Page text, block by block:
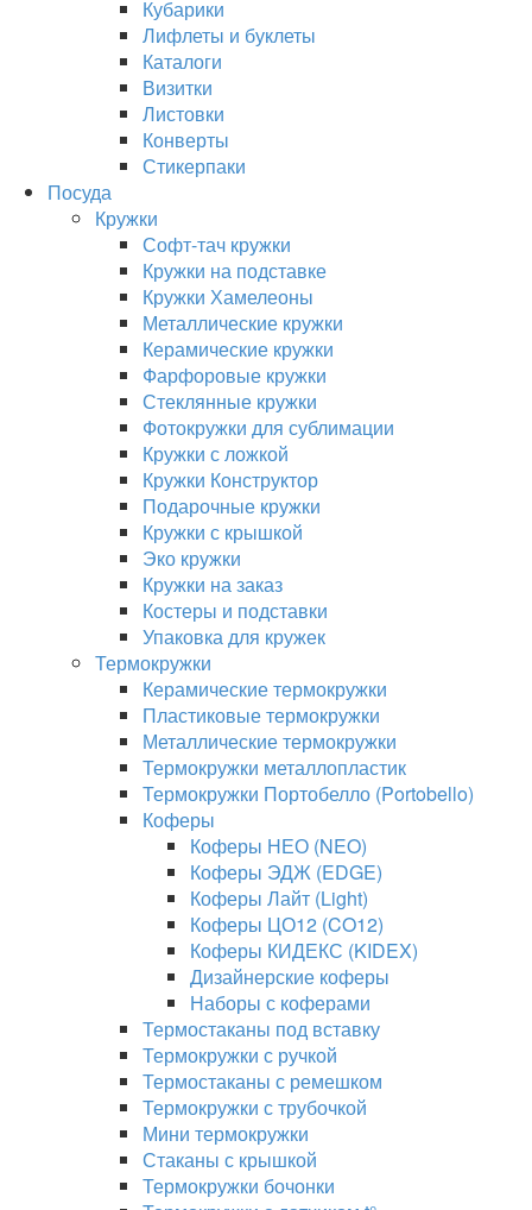
Кубарики
Лифлеты и буклеты
Каталоги
Визитки
Листовки
Конверты
Стикерпаки
Посуда
Кружки
Софт-тач кружки
Кружки на подставке
Кружки Хамелеоны
Металлические кружки
Керамические кружки
Фарфоровые кружки
Стеклянные кружки
Фотокружки для сублимации
Кружки с ложкой
Кружки Конструктор
Подарочные кружки
Кружки с крышкой
Эко кружки
Кружки на заказ
Костеры и подставки
Упаковка для кружек
Термокружки
Керамические термокружки
Пластиковые термокружки
Металлические термокружки
Термокружки металлопластик
Термокружки Портобелло (Portobello)
Коферы
Коферы НЕО (NEO)
Коферы ЭДЖ (EDGE)
Коферы Лайт (Light)
Коферы ЦО12 (CO12)
Коферы КИДЕКС (KIDEX)
Дизайнерские коферы
Наборы с коферами
Термостаканы под вставку
Термокружки с ручкой
Термостаканы с ремешком
Термокружки с трубочкой
Мини термокружки
Стаканы с крышкой
Термокружки бочонки